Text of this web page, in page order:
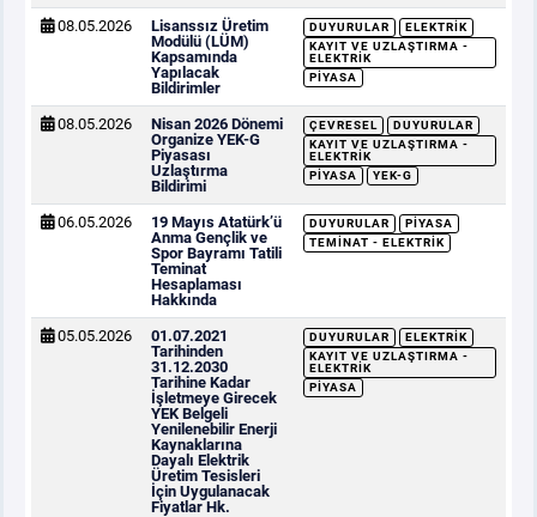
08.05.2026
Lisanssız Üretim
Modülü (LÜM)
Kapsamında
Yapılacak
Bildirimler
DUYURULAR
ELEKTRIK
KAYIT VE UZLAŞTIRMA -
ELEKTRIK
PIYASA
08.05.2026
Nisan 2026 Dönemi
Organize YEK-G
Piyasası
Uzlaştırma
Bildirimi
ÇEVRESEL
DUYURULAR
KAYIT VE UZLAŞTIRMA -
ELEKTRIK
PIYASA
YEK-G
06.05.2026
19 Mayıs Atatürk’ü
Anma Gençlik ve
Spor Bayramı Tatili
Teminat
Hesaplaması
Hakkında
DUYURULAR
PIYASA
TEMINAT - ELEKTRIK
05.05.2026
01.07.2021
Tarihinden
31.12.2030
Tarihine Kadar
İşletmeye Girecek
YEK Belgeli
Yenilenebilir Enerji
Kaynaklarına
Dayalı Elektrik
Üretim Tesisleri
İçin Uygulanacak
Fiyatlar Hk.
DUYURULAR
ELEKTRIK
KAYIT VE UZLAŞTIRMA -
ELEKTRIK
PIYASA